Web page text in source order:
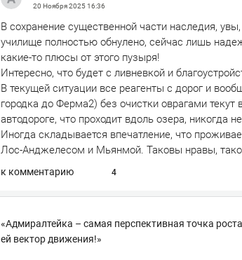
20 Ноября 202516:36
В сохранение существенной части наследия,
училище полностью обнулено, сейчас лишь
какие-то плюсы от этого пузыря!
Интересно, что будет с ливневкой и
В текущей ситуации все реагенты с дорог и
городка до Ферма2) без очистки оврагами
автодороге, что проходит вдоль озера, никогда
Иногда складывается впечатление, что
Лос-Анджелесом и Мьянмой. Таковы нравы,
к комментарию 4
«Адмиралтейка – самая перспективная точка
ей вектор движения!»